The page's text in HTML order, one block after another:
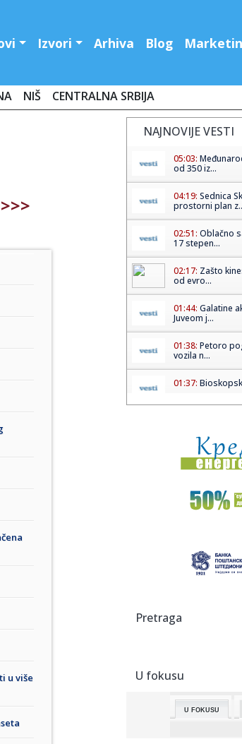
Izvori Arhiva Blog
NIŠ CENTRALNA SRBIJA
u više
NAJNOVIJE VESTI
05:03:
od 350 iz...
04:19: Sednica
prostorni plan
02:51: Oblačno
17 stepen...
02:17: Zašto
od evro...
01:44: Galatine
Juveom j...
01:38: Petoro
vozila n...
01:37:
01:31:Počinje
popusti, ...
01:27:Dogodilo
Karan:
01:15:Vraća se
00:44:
00:38:
Naša
Pretraga
U fokusu
U FOKUSU